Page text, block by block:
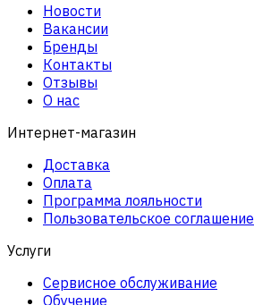
Новости
Вакансии
Бренды
Контакты
Отзывы
О нас
Интернет-магазин
Доставка
Оплата
Программа лояльности
Пользовательское соглашение
Услуги
Сервисное обслуживание
Обучение